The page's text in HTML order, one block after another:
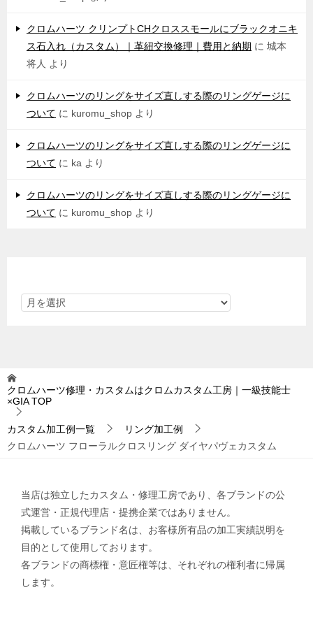
クロムハーツ クリンプトCHクロススモールにブラックオニキ
ス石入れ（カスタム）｜革紐交換修理｜費用と納期 に 城本
将人 より
クロムハーツのリングをサイズ直しする際のリングゲージに
ついて に kuromu_shop より
クロムハーツのリングをサイズ直しする際のリングゲージに
ついて に ka より
クロムハーツのリングをサイズ直しする際のリングゲージに
ついて に kuromu_shop より
クロムハーツ修理・カスタムはクロムカスタム工房｜一級技能士
×GIATOP
カスタム加工例一覧
リング加工例
クロムハーツ フローラルクロスリング ダイヤパヴェカスタム
当店は独立したカスタム・修理工房であり、各ブランドの公
式運営・正規代理店・提携企業ではありません。
掲載しているブランド名は、お客様所有品の加工実績説明を
目的として使用しております。
各ブランドの商標権・意匠権等は、それぞれの権利者に帰属
します。